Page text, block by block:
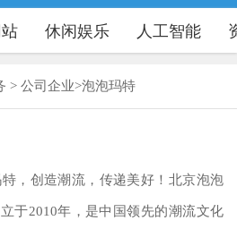
休闲娱乐 人工智能
> 公司企业>泡泡玛特
，创造潮流，传递美好！北京泡泡
于2010年，是中国领先的潮流文化